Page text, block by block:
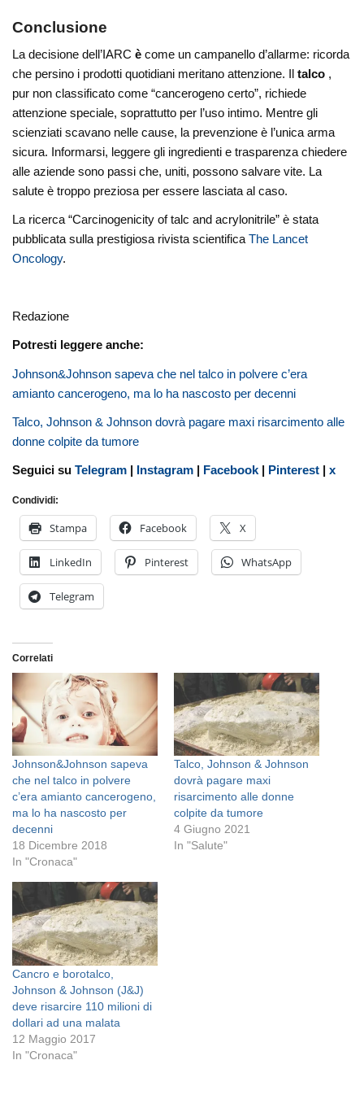
Conclusione
La decisione dell’IARCè come un campanello d’allarme: ricorda
che persino i prodotti quotidiani meritano attenzione. Iltalco ,
pur non classificato come “cancerogeno certo”, richiede
attenzione speciale, soprattutto per l’uso intimo. Mentre gli
scienziati scavano nelle cause, la prevenzione è l’unica arma
sicura. Informarsi, leggere gli ingredienti e trasparenza chiedere
alle aziende sono passi che, uniti, possono salvare vite. La
salute è troppo preziosa per essere lasciata al caso.
La ricerca “Carcinogenicity of talc and acrylonitrile” è stata
pubblicata sulla prestigiosa rivista scientificaThe Lancet
Oncology.
Redazione
Potresti leggere anche:
Johnson&Johnson sapeva che nel talco in polvere c’era
amianto cancerogeno, ma lo ha nascosto per decenni
Talco, Johnson & Johnson dovrà pagare maxi risarcimento alle
donne colpite da tumore
Seguici suTelegram | Instagram | Facebook | Pinterest |x
Condividi:
Stampa Facebook X
LinkedIn Pinterest WhatsApp
Telegram
Correlati
Johnson&Johnson sapeva
che nel talco in polvere
c’era amianto cancerogeno,
ma lo ha nascosto per
decenni
18 Dicembre 2018
In "Cronaca"
Talco, Johnson & Johnson
dovrà pagare maxi
risarcimento alle donne
colpite da tumore
4 Giugno 2021
In "Salute"
Cancro e borotalco,
Johnson & Johnson (J&J)
deve risarcire 110 milioni di
dollari ad una malata
12 Maggio 2017
In "Cronaca"